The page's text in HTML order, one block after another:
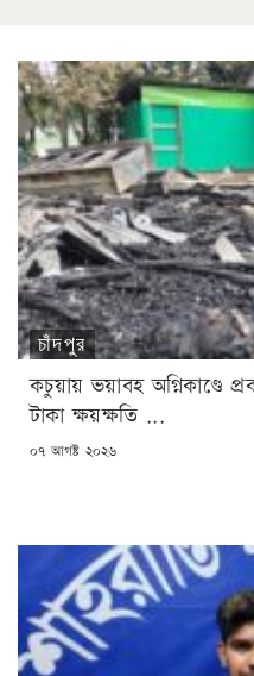
চাঁদপুর
কচুয়ায় ভয়াবহ অগ্নিকাণ্ডে
টাকা ক্ষয়ক্ষতি ...
POSTED
০৭ আগষ্ট ২০২৬